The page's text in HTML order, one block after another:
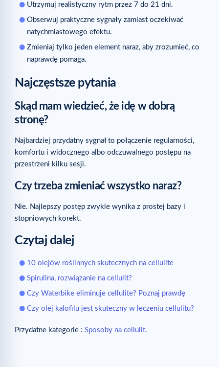
Utrzymuj realistyczny rytm przez 7 do 21 dni.
Obserwuj praktyczne sygnały zamiast oczekiwać
natychmiastowego efektu.
Zmieniaj tylko jeden element naraz, aby zrozumieć, co
naprawdę pomaga.
Najczęstsze pytania
Skąd mam wiedzieć, że idę w dobrą
stronę?
Najbardziej przydatny sygnał to połączenie regularności,
komfortu i widocznego albo odczuwalnego postępu na
przestrzeni kilku sesji.
Czy trzeba zmieniać wszystko naraz?
Nie. Najlepszy postęp zwykle wynika z prostej bazy i
stopniowych korekt.
Czytaj dalej
10 olejów roślinnych skutecznych na cellulite
Spirulina, rozwiązanie na cellulit?
Czy Waterbike eliminuje cellulite? Poznaj prawdę
Czy olej kalofilu jest skuteczny w leczeniu cellulitu?
Przydatne kategorie : Sposoby na cellulit.